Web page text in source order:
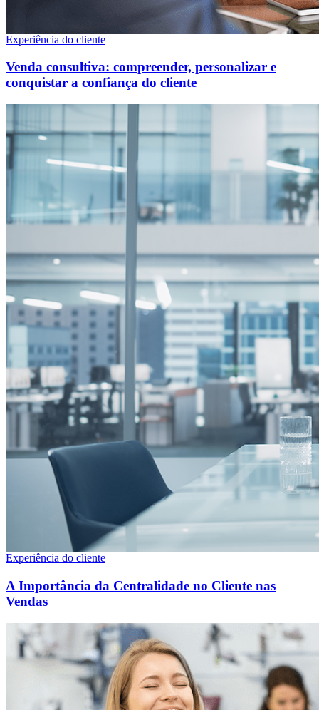
Experiência do cliente
Venda consultiva: compreender, personalizar e
conquistar a confiança do cliente
Experiência do cliente
A Importância da Centralidade no Cliente nas
Vendas